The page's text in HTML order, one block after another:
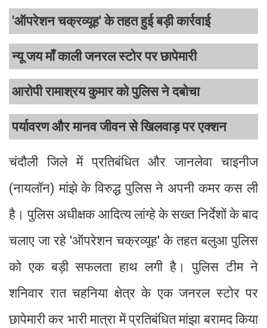
'ऑपरेशन चक्रव्यूह' के तहत हुई बड़ी कार्रवाई
न्यू जय माँ काली जनरल स्टोर पर छापेमारी
आरोपी रामाश्रय कुमार को पुलिस ने दबोचा
पर्यावरण और मानव जीवन से खिलवाड़ पर एक्शन
चंदौली जिले में प्रतिबंधित और जानलेवा चाइनीज
(नायलॉन) मांझे के विरुद्ध पुलिस ने अपनी कमर कस ली
है। पुलिस अधीक्षक आदित्य लांग्हे के सख्त निर्देशों के बाद
चलाए जा रहे 'ऑपरेशन चक्रव्यूह' के तहत बलुआ पुलिस
को एक बड़ी सफलता हाथ लगी है। पुलिस टीम ने
शनिवार रात चहनिया क्षेत्र के एक जनरल स्टोर पर
छापेमारी कर भारी मात्रा में प्रतिबंधित मांझा बरामद किया